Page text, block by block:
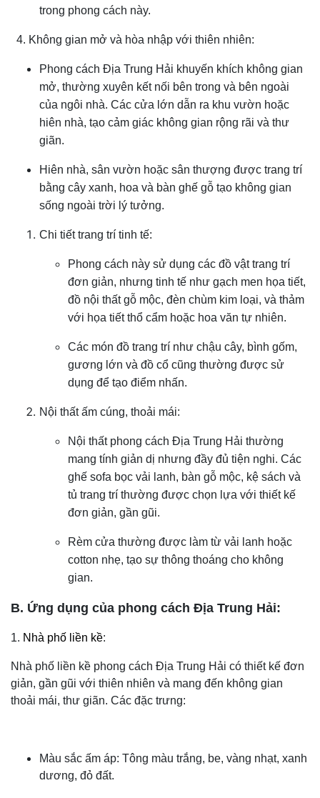
trong phong cách này.
4. Không gian mở và hòa nhập với thiên nhiên:
Phong cách Địa Trung Hải khuyến khích không gian
mở, thường xuyên kết nối bên trong và bên ngoài
của ngôi nhà. Các cửa lớn dẫn ra khu vườn hoặc
hiên nhà, tạo cảm giác không gian rộng rãi và thư
giãn.
Hiên nhà, sân vườn hoặc sân thượng được trang trí
bằng cây xanh, hoa và bàn ghế gỗ tạo không gian
sống ngoài trời lý tưởng.
Chi tiết trang trí tinh tế:
Phong cách này sử dụng các đồ vật trang trí
đơn giản, nhưng tinh tế như gạch men họa tiết,
đồ nội thất gỗ mộc, đèn chùm kim loại, và thảm
với họa tiết thổ cẩm hoặc hoa văn tự nhiên.
Các món đồ trang trí như chậu cây, bình gốm,
gương lớn và đồ cổ cũng thường được sử
dụng để tạo điểm nhấn.
Nội thất ấm cúng, thoải mái:
Nội thất phong cách Địa Trung Hải thường
mang tính giản dị nhưng đầy đủ tiện nghi. Các
ghế sofa bọc vải lanh, bàn gỗ mộc, kệ sách và
tủ trang trí thường được chọn lựa với thiết kế
đơn giản, gần gũi.
Rèm cửa thường được làm từ vải lanh hoặc
cotton nhẹ, tạo sự thông thoáng cho không
gian.
B. Ứng dụng của phong cách Địa Trung Hải:
1. Nhà phố liền kề:
Nhà phố liền kề phong cách Địa Trung Hải có thiết kế đơn
giản, gần gũi với thiên nhiên và mang đến không gian
thoải mái, thư giãn. Các đặc trưng:
Màu sắc ấm áp: Tông màu trắng, be, vàng nhạt, xanh
dương, đỏ đất.